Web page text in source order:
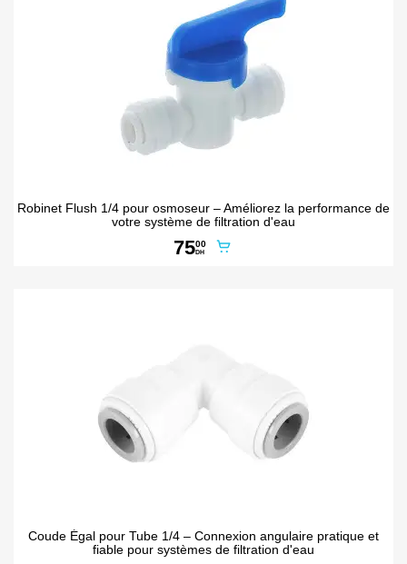
Robinet Flush 1/4 pour osmoseur – Améliorez la performance de
votre système de filtration d'eau
7500
DH
Coude Égal pour Tube 1/4 – Connexion angulaire pratique et
fiable pour systèmes de filtration d'eau